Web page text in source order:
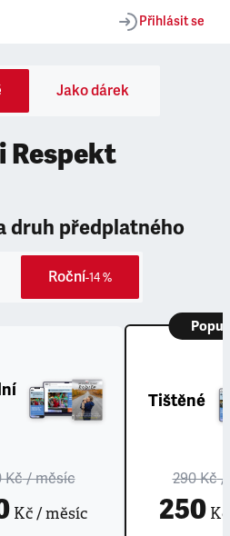
Přihlásit se
Jako dárek
Respekt
druh předplatného
Roční-14 %
Kč/ měsíc
Kč / měsíc
Tištěné
290 Kč/
250Kč